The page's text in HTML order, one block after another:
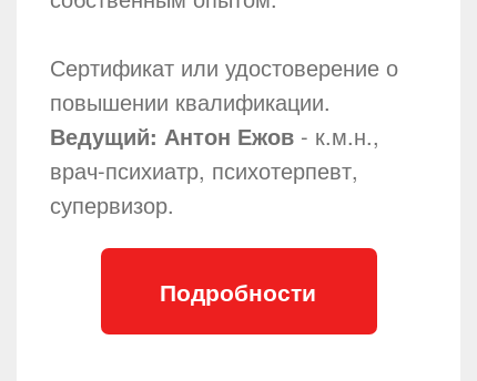
Сертификат или удостоверение о
повышении квалификации.
Ведущий: Антон Ежов - к.м.н.,
врач-психиатр, психотерпевт,
супервизор.
Подробности